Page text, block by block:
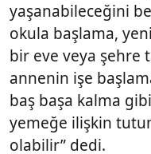
yaşanabileceğini
okula başlama,
bir eve veya şehre
annenin işe
baş başa kalma
yemeğe ilişkin
olabilir” dedi.